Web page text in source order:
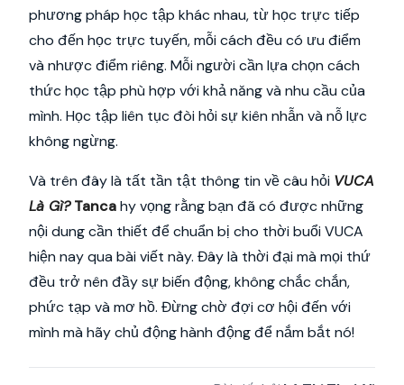
phương pháp học tập khác nhau, từ học trực tiếp
cho đến học trực tuyến, mỗi cách đều có ưu điểm
và nhược điểm riêng. Mỗi người cần lựa chọn cách
thức học tập phù hợp với khả năng và nhu cầu của
mình. Học tập liên tục đòi hỏi sự kiên nhẫn và nỗ lực
không ngừng.
Và trên đây là tất tần tật thông tin về câu hỏi VUCA
Là Gì? Tancahy vọng rằng bạn đã có được những
nội dung cần thiết để chuẩn bị cho thời buổi VUCA
hiện nay qua bài viết này. Đây là thời đại mà mọi thứ
đều trở nên đầy sự biến động, không chắc chắn,
phức tạp và mơ hồ. Đừng chờ đợi cơ hội đến với
mình mà hãy chủ động hành động để nắm bắt nó!